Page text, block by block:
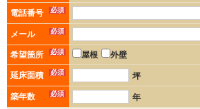
電話番号 必須
メール 必須
希望箇所 必須 屋根 外壁
延床面積 必須 坪
築年数 必須 年